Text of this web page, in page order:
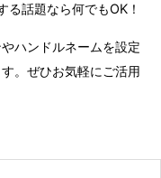
る話題なら何でもOK！
ハンドルネームを設定
。ぜひお気軽にご活用